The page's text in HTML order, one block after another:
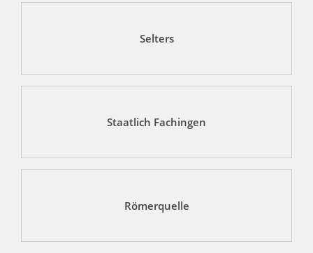
Selters
Staatlich Fachingen
Römerquelle